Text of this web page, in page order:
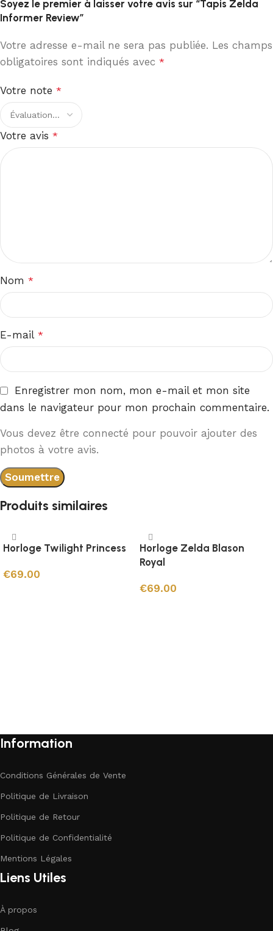
Soyez le premier à laisser votre avis sur “Tapis Zelda
Informer Review”
Votre adresse e-mail ne sera pas publiée. Les champs
obligatoires sont indiqués avec *
Votre note *
Votre avis *
Nom *
E-mail *
Enregistrer mon nom, mon e-mail et mon site
dans le navigateur pour mon prochain commentaire.
Vous devez être connecté pour pouvoir ajouter des
photos à votre avis.
Produits similaires
Horloge Twilight Princess
€69.00
Horloge Zelda Blason
Royal
€69.00
Information
Conditions Générales de Vente
Politique de Livraison
Politique de Retour
Politique de Confidentialité
Mentions Légales
Liens Utiles
À propos